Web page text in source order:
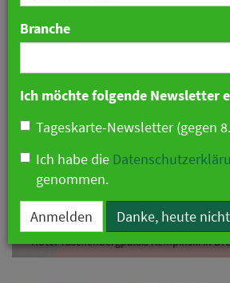
Hotel Taschenbergpalais Kempinski in
Branche
Ich möchte folgende Newsletter
Tageskarte-Newsletter (gegen
Ich habe die
genommen.
Anmelden Danke, heute nicht